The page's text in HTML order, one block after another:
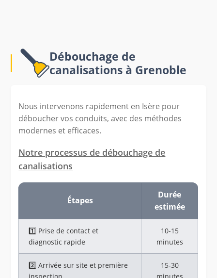
Débouchage de
canalisations à Grenoble
Nous intervenons rapidement en Isère pour
déboucher vos conduits, avec des méthodes
modernes et efficaces.
Notre processus de débouchage de
canalisations
Étapes
Durée
estimée
1️⃣ Prise de contact et
diagnostic rapide
10-15
minutes
2️⃣ Arrivée sur site et première
inspection
15-30
minutes